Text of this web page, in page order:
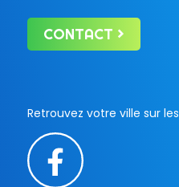
CONTACT
Retrouvez votre ville sur